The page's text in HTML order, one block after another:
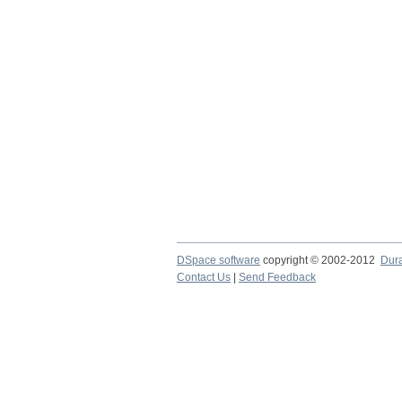
DSpace software copyright © 2002-2012
Contact Us
Send Feedback